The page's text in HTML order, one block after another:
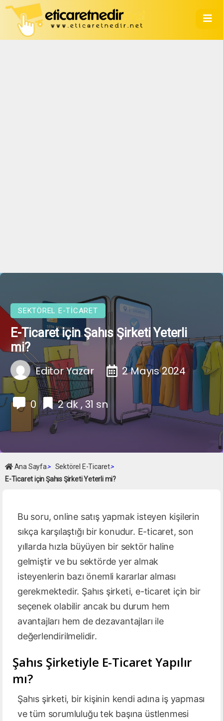
SEKTÖREL E-TICARET
E-Ticaret için Şahıs Şirketi Yeterli
mi?
Editor Yazar 2 Mayıs 2024
0 2 dk , 31 sn
Ana Sayfa> Sektörel E-Ticaret>
E-Ticaret için Şahıs Şirketi Yeterli mi?
Bu soru, online satış yapmak isteyen kişilerin
sıkça karşılaştığı bir konudur. E-ticaret, son
yıllarda hızla büyüyen bir sektör haline
gelmiştir ve bu sektörde yer almak
isteyenlerin bazı önemli kararlar alması
gerekmektedir. Şahıs şirketi, e-ticaret için bir
seçenek olabilir ancak bu durum hem
avantajları hem de dezavantajları ile
değerlendirilmelidir.
Şahıs Şirketiyle E-Ticaret Yapılır
mı?
Şahıs şirketi, bir kişinin kendi adına iş yapması
ve tüm sorumluluğu tek başına üstlenmesi